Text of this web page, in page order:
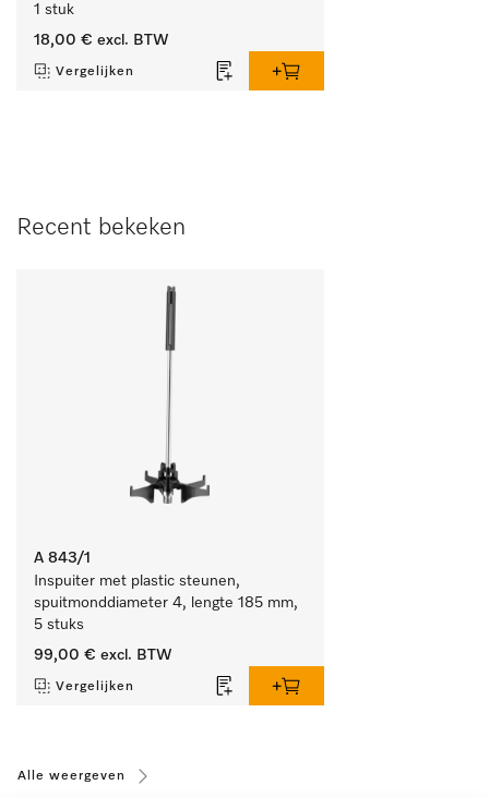
1 stuk
18,00 € excl. BTW
Vergelijken
Recent bekeken
A 843/1
Inspuiter met plastic steunen,
spuitmonddiameter 4, lengte 185 mm,
5 stuks
99,00 € excl. BTW
Vergelijken
Alle weergeven